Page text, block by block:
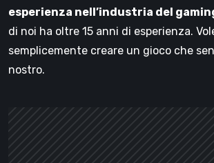
esperienza nell’industria del
di noi ha oltre 15 anni di esperienza.
semplicemente creare un gioco che
nostro.